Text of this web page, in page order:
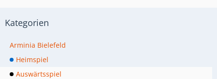
Kategorien
Arminia Bielefeld
Heimspiel
Auswärtsspiel